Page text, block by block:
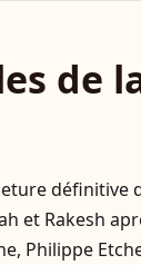
de
définitive
et Rakesh
Philippe